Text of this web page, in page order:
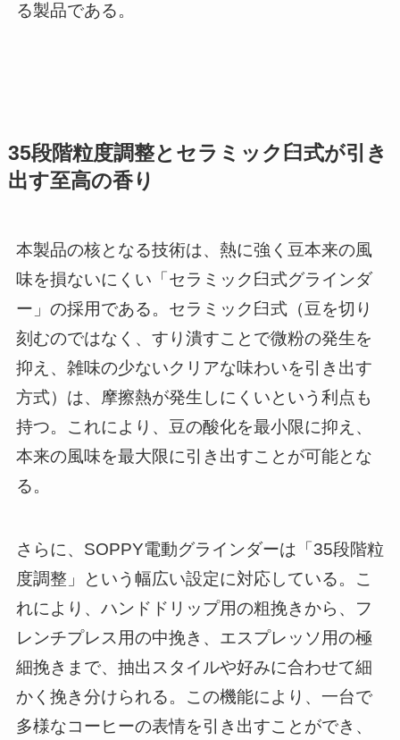
る製品である。
35段階粒度調整とセラミック臼式が引き
出す至高の香り
本製品の核となる技術は、熱に強く豆本来の風
味を損ないにくい「セラミック臼式グラインダ
ー」の採用である。セラミック臼式（豆を切り
刻むのではなく、すり潰すことで微粉の発生を
抑え、雑味の少ないクリアな味わいを引き出す
方式）は、摩擦熱が発生しにくいという利点も
持つ。これにより、豆の酸化を最小限に抑え、
本来の風味を最大限に引き出すことが可能とな
る。
さらに、SOPPY電動グラインダーは「35段階粒
度調整」という幅広い設定に対応している。こ
れにより、ハンドドリップ用の粗挽きから、フ
レンチプレス用の中挽き、エスプレッソ用の極
細挽きまで、抽出スタイルや好みに合わせて細
かく挽き分けられる。この機能により、一台で
多様なコーヒーの表情を引き出すことができ、